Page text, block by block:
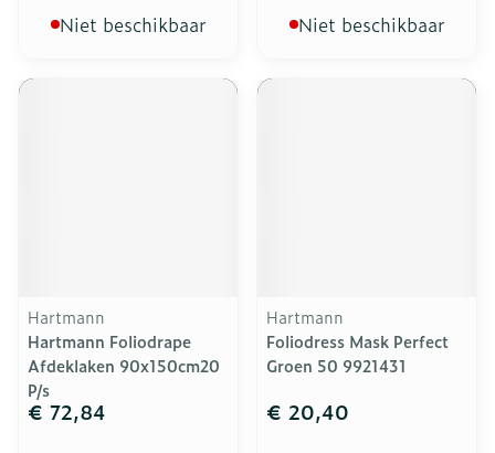
Niet beschikbaar Niet beschikbaar
Hartmann
Hartmann Foliodrape
Afdeklaken 90x150cm20
P/s
€ 72,84
Hartmann
Foliodress Mask Perfect
Groen 50 9921431
€ 20,40